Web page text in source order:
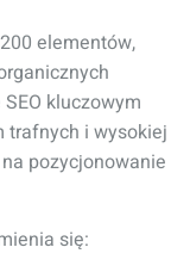
elementów,
kluczowym
trafnych i wysokiej
pozycjonowanie
się: